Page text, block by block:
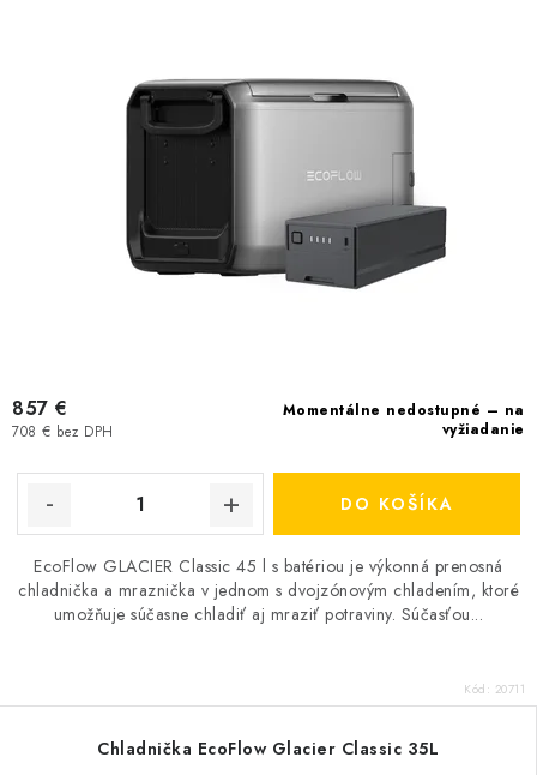
Momentálne nedostupné – na
vyžiadanie
708 € bez DPH
857 €
DO KOŠÍKA
EcoFlow GLACIER Classic 45 l s batériou je výkonná prenosná
chladnička a mraznička v jednom s dvojzónovým chladením, ktoré
umožňuje súčasne chladiť aj mraziť potraviny. Súčasťou...
Kód: 20711
Chladnička EcoFlow Glacier Classic 35L